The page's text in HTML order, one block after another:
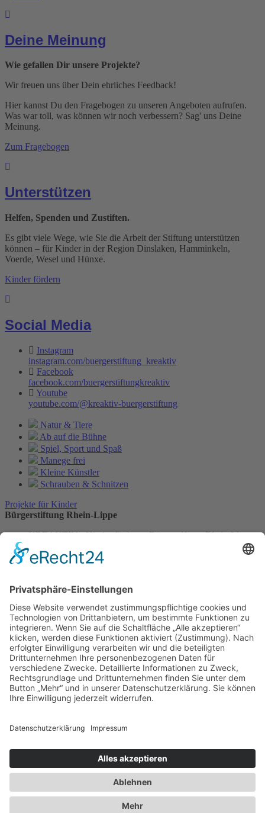
Deine Meinung
Wie gefallen Dir unsere Projekte?
Wir freuen uns über Dein ehrliches Feedback!
Hier kannst Du den Fragebogen zu unseren Angeboten aufrufen.
Was war toll, was können wir noch verbessern? Sag' uns Deine
Meinung.
Zum Fragebogen
Unterstützen
Helfen, Spenden und Zustiften.
Es gibt viele Wege, wie Sie die Arbeit der Stiftung unterstützen
können – für Kinder in der Region Dinslaken, Hamminkeln,
Voerde, Wesel und Hünxe.
Kinder fördern
Social Media
Instagram
instagram.com/buergerstiftung_kreaktiv
Facebook
facebook.com/buergerstiftungkreaktiv
Youtube
youtube.com/@kreaktiv-buergerstiftung
Natur & Tiere
Ab auf die Bühne
Spiel, Sport und Spaß
Manege frei
Kleine Künstler
Schrauben & Schnitzen
Projekte für Kinder
Bürgerstiftung Rhein-Lippe
KREAKTIV - Kinder fördern - Bürgerstiftung Rhein-Lippe
Raiffeisenstraße 1, 46562 Voerde
Alexa Köhler und Katharina Willemsen
E-Mail:mitmachen@buergerstiftung-rhein-lippe.de
Bankverbindung:
Volksbank Rhein-Lippe eG
Kontoinhaber: KREA(K)TIV - Kinder fördern -
Bürgerstiftung
IBAN: DE83 3566 0599 3001 1060 14
BIC: GENODED1RLW
Kontakt
Datenschutz
Besuche uns auf Instagram
Die Bürgerstiftung KREAKTIV auf Facebook
©2023 Bürgerstiftung Rhein-Lippe Alle Rechte vorbehalten.